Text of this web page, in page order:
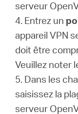
serveur
4. Entrez un
appareil VPN
doit être
Veuillez noter
5. Dans les
saisissez la
serveur